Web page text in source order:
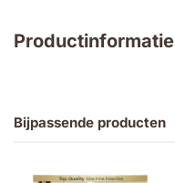
Productinformatie
Bijpassende producten